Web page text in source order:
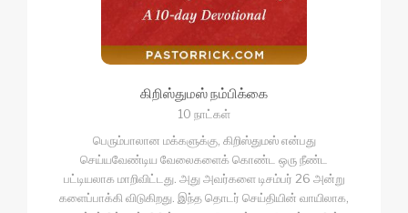
கிறிஸ்துமஸ் நம்பிக்கை
10 நாட்கள்
பெரும்பாலான மக்களுக்கு, கிறிஸ்துமஸ் என்பது
செய்யவேண்டிய வேலைகளைக் கொண்ட ஒரு நீண்ட
பட்டியலாக மாறிவிட்டது. அது அவர்களை டிசம்பர் 26 அன்று
களைப்பாக்கி விடுகிறது. இந்த தொடர் செய்தியின் வாயிலாக,